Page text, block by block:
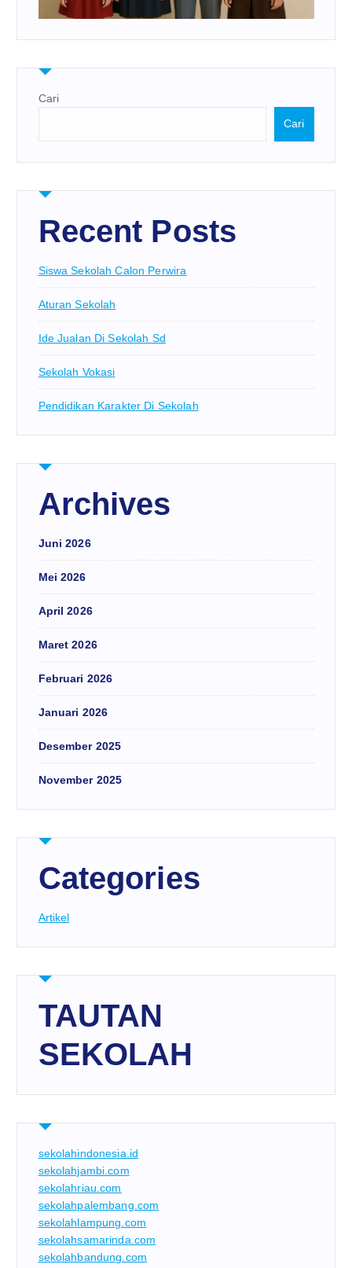
Cari
Cari
Recent Posts
Siswa Sekolah Calon Perwira
Aturan Sekolah
Ide Jualan Di Sekolah Sd
Sekolah Vokasi
Pendidikan Karakter Di Sekolah
Archives
Juni 2026
Mei 2026
April 2026
Maret 2026
Februari 2026
Januari 2026
Desember 2025
November 2025
Categories
Artikel
TAUTAN
SEKOLAH
sekolahindonesia.id
sekolahjambi.com
sekolahriau.com
sekolahpalembang.com
sekolahlampung.com
sekolahsamarinda.com
sekolahbandung.com